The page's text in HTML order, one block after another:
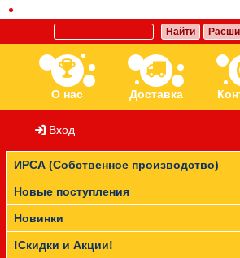
Найти
О нас Доставка
Ассортимент Бренды
Прайс-лист
Вход
ИРСА (Собственное производство)
Новые поступления
Новинки
!Скидки и Акции!